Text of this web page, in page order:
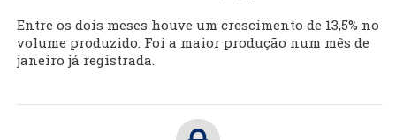
Entre os dois meses houve um crescimento de 13,5% no
volume produzido. Foi a maior produção num mês de
janeiro já registrada.